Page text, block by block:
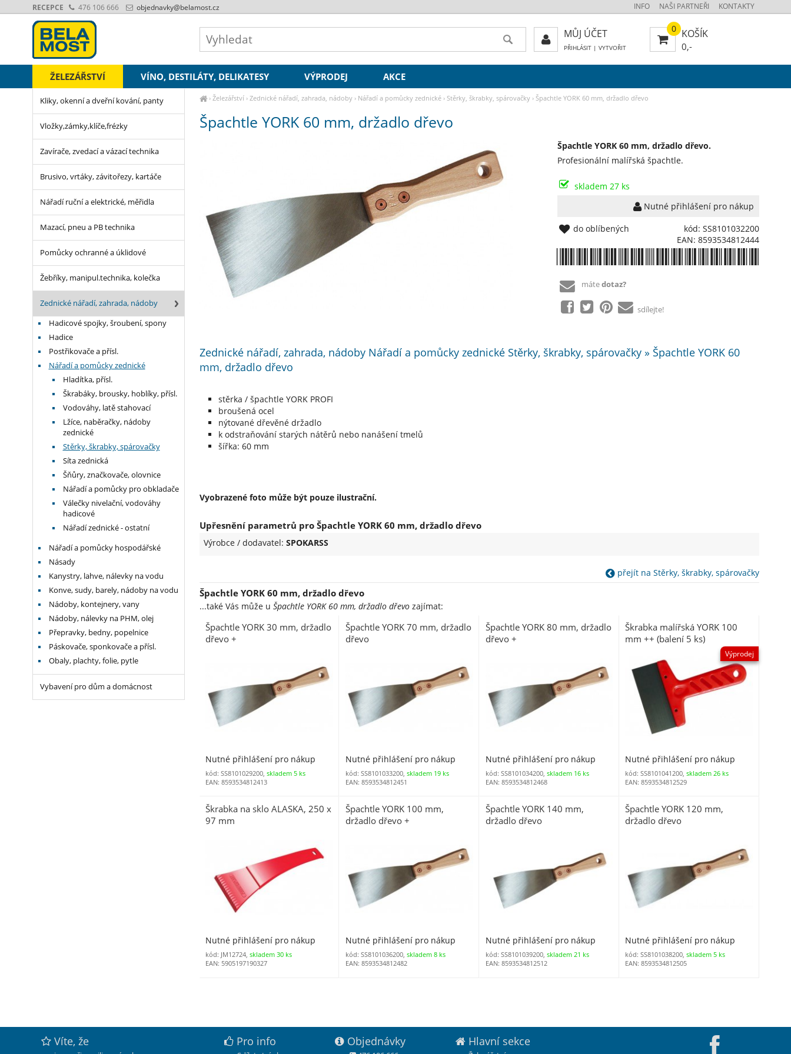
› Železářství› Zednické nářadí, zahrada, nádoby› Nářadí a pomůcky zednické› Stěrky, škrabky, spárovačky› Špachtle YORK 60 mm, držadlo dřevo
Špachtle YORK 60 mm, držadlo dřevo
Špachtle YORK 60 mm, držadlo dřevo.
Profesionální malířská špachtle.
skladem 27 ks
Nutné přihlášení pro nákup
kód: SS8101032200
EAN: 8593534812444
do oblíbených
mátedotaz?
sdílejte!
Zednické nářadí, zahrada, nádoby Nářadí a pomůcky zednické Stěrky, škrabky, spárovačky » Špachtle YORK 60
mm, držadlo dřevo
stěrka / špachtle YORK PROFI
broušená ocel
nýtované dřevěné držadlo
k odstraňování starých nátěrů nebo nanášení tmelů
šířka: 60 mm
Vyobrazené foto může být pouze ilustrační.
Upřesnění parametrů pro Špachtle YORK 60 mm, držadlo dřevo
Výrobce / dodavatel: SPOKARSS
přejít na Stěrky, škrabky, spárovačky
Špachtle YORK 60 mm, držadlo dřevo
...také Vás může u Špachtle YORK 60 mm, držadlo dřevozajímat:
Špachtle YORK 30 mm, držadlo
dřevo +
Nutné přihlášení pro nákup
kód: SS8101029200,skladem 5 ks
EAN: 8593534812413
Špachtle YORK 70 mm, držadlo
dřevo
Nutné přihlášení pro nákup
kód: SS8101033200, skladem 19 ks
EAN: 8593534812451
Špachtle YORK 80 mm, držadlo
dřevo +
Nutné přihlášení pro nákup
kód: SS8101034200, skladem 16 ks
EAN: 8593534812468
Škrabka malířská YORK 100
mm ++ (balení 5 ks)
Výprodej
Nutné přihlášení pro nákup
kód: SS8101041200,skladem 26 ks
EAN: 8593534812529
Škrabka na sklo ALASKA, 250 x
97 mm
Nutné přihlášení pro nákup
kód: JM12724,skladem 30 ks
EAN: 5905197190327
Špachtle YORK 100 mm,
držadlo dřevo +
Nutné přihlášení pro nákup
kód: SS8101036200, skladem 8 ks
EAN: 8593534812482
Špachtle YORK 140 mm,
držadlo dřevo
Nutné přihlášení pro nákup
kód: SS8101039200, skladem 21 ks
EAN: 8593534812512
Špachtle YORK 120 mm,
držadlo dřevo
Nutné přihlášení pro nákup
kód: SS8101038200,skladem 5 ks
EAN: 8593534812505
Kliky, okenní a dveřní kování, panty
Vložky,zámky,klíče,frézky
Zavírače, zvedací a vázací technika
Brusivo, vrtáky, závitořezy, kartáče
Nářadí ruční a elektrické, měřidla
Mazací, pneu a PB technika
Pomůcky ochranné a úklidové
Žebříky, manipul.technika, kolečka
Zednické nářadí, zahrada, nádoby
Hadicové spojky, šroubení, spony
Hadice
Postřikovače a přísl.
Nářadí a pomůcky zednické
Hladítka, přísl.
Škrabáky, brousky, hoblíky, přísl.
Vodováhy, latě stahovací
Lžíce, naběračky, nádoby
zednické
Stěrky, škrabky, spárovačky
Síta zednická
Šňůry, značkovače, olovnice
Nářadí a pomůcky pro obkladače
Válečky nivelační, vodováhy
hadicové
Nářadí zednické - ostatní
Nářadí a pomůcky hospodářské
Násady
Kanystry, lahve, nálevky na vodu
Konve, sudy, barely, nádoby na vodu
Nádoby, kontejnery, vany
Nádoby, nálevky na PHM, olej
Přepravky, bedny, popelnice
Páskovače, sponkovače a přísl.
Obaly, plachty, folie, pytle
Vybavení pro dům a domácnost
ŽELEZÁŘSTVÍ VÍNO, DESTILÁTY, DELIKATESY VÝPRODEJ AKCE
INFO NAŠI PARTNEŘI KONTAKTY
RECEPCE 476 106 666 objednavky@belamost.cz
0 KOŠÍK
0,-
MŮJ ÚČET
PŘIHLÁSIT| VYTVOŘIT
Víte, že Pro info Objednávky Hlavní sekce